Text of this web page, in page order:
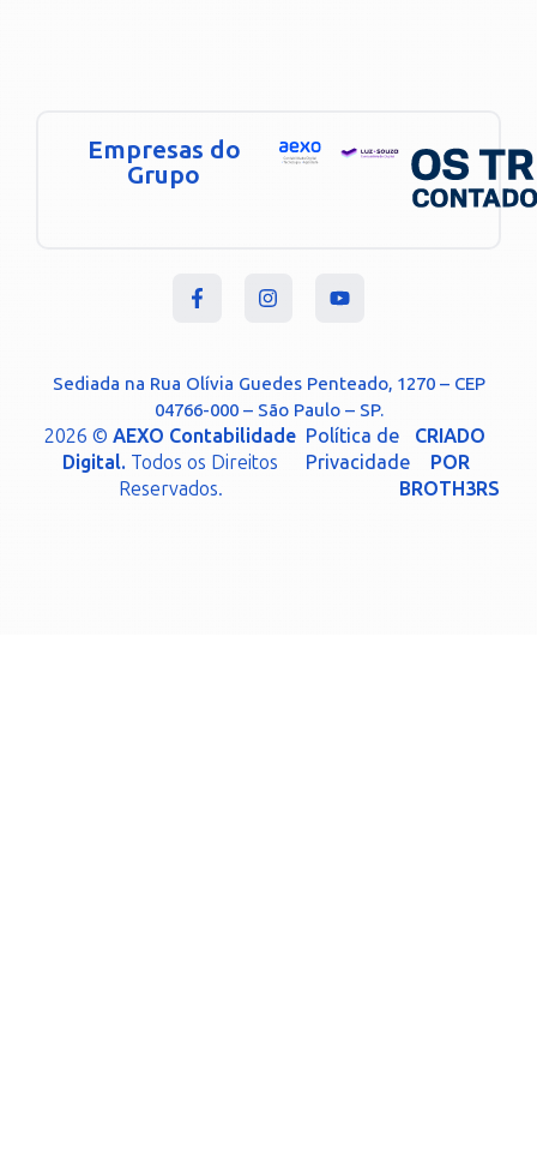
Empresas do
Grupo
Sediada na Rua Olívia Guedes Penteado, 1270 – CEP
04766-000 – São Paulo – SP.
2026 ©AEXO Contabilidade
Digital. Todos os Direitos
Reservados.
Política de
Privacidade
CRIADO
POR
BROTH3RS